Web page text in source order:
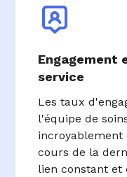
Engagement
service
Les taux
l'équipe de
incroyablement
cours de la
lien constant et